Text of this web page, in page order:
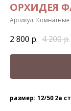
ОРХИДЕЯ
Артикул: Комнатные
2 800 р. 4 200р.
размер: 12/50 2а